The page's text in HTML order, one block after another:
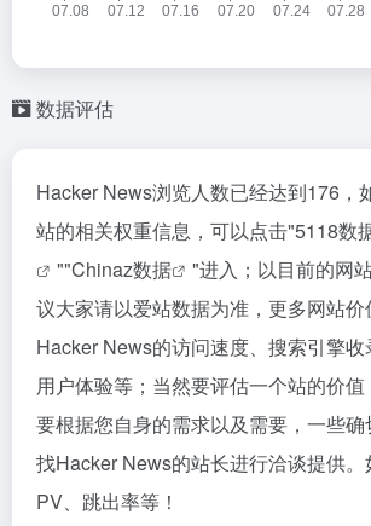
数据评估
Hacker News浏览人数已经达到176，
站的相关权重信息，可以点击"5118数
""Chinaz数据
"进入；以目前的网
议大家请以爱站数据为准，更多网站价
Hacker News的访问速度、搜索引擎收
用户体验等；当然要评估一个站的价
要根据您自身的需求以及需要，一些
找Hacker News的站长进行洽谈提供。
PV、跳出率等！